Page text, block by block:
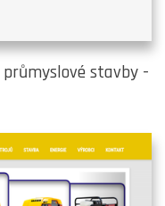
stavby -